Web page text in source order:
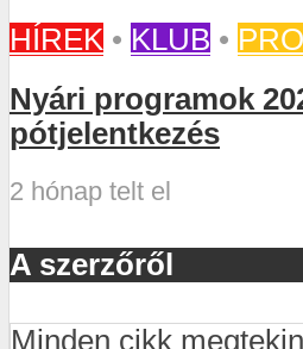
HÍREK • KLUB •
Nyári programok
pótjelentkezés
2 hónap telt el
A szerzőről
Minden cikk